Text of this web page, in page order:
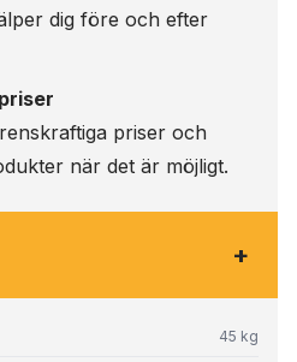
dig före och efter
priser och
när det är möjligt.
+
45 kg